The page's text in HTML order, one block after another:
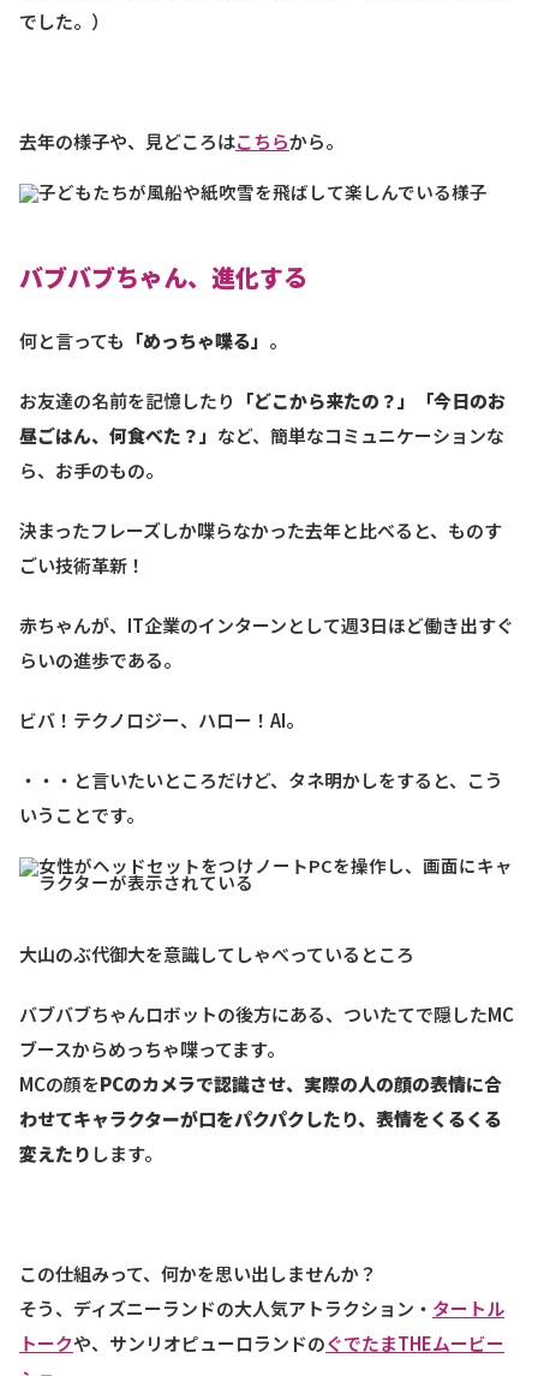
でした。）
去年の様子や、見どころはこちらから。
バブバブちゃん、進化する
何と言っても 「めっちゃ喋る」 。
お友達の名前を記憶したり 「どこから来たの？」「今日のお
昼ごはん、何食べた？」 など、簡単なコミュニケーションな
ら、お手のもの。
決まったフレーズしか喋らなかった去年と比べると、ものす
ごい技術革新！
赤ちゃんが、IT企業のインターンとして週3日ほど働き出すぐ
らいの進歩である。
ビバ！テクノロジー、ハロー！AI。
・・・と言いたいところだけど、タネ明かしをすると、こう
いうことです。
大山のぶ代御大を意識してしゃべっているところ
バブバブちゃんロボットの後方にある、ついたてで隠したMC
ブースからめっちゃ喋ってます。
MCの顔をPCのカメラで認識させ、実際の人の顔の表情に合
わせてキャラクターが口をパクパクしたり、表情をくるくる
変えたり します。
この仕組みって、何かを思い出しませんか？
そう、ディズニーランドの大人気アトラクション・ タートル
トークや、サンリオピューロランドのぐでたまTHEムービー